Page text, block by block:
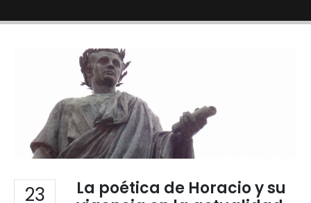
23
La poética de Horacio y su